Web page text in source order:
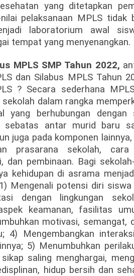
yang ditetapkan
pelaksanaan MPLS tidak
laboratorium awal
tempat yang menyenangkan.
MPLS SMP Tahun 2022,
dan Silabus MPLS Tahun
? Secara sederhana
dalam rangka
berhubungan dengan
sebatas antar murid baru
juga pada komponen
prasarana sekolah, cara
dan pembinaan. Bagi
kehidupan di asrama
Mengenali potensi diri siswa
dengan lingkungan
keamanan, fasilitas
motivasi, semangat,
4) Mengembangkan
5) Menumbuhkan
saling menghargai,
hidup bersih dan